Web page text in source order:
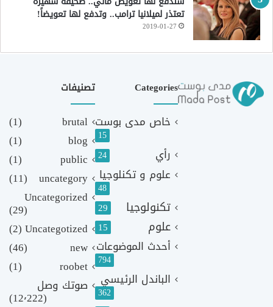
تعتذر لميلانيا ترامب.. وتدفع لها تعويضاً!
2019-01-27
Categories
خاص مدى بوست
15
رأي 24
علوم و تكنلوجيا
48
تكنولوجيا 29
علوم 15
أحدث الموضوعات
794
الباندل الرئيسي
362
تصنيفات
brutal
(1)
blog
(1)
public
(1)
uncategory
(11)
Uncategorized
(29)
Uncategotized
(2)
new
(46)
roobet
(1)
صوتك وصل
(12٬222)